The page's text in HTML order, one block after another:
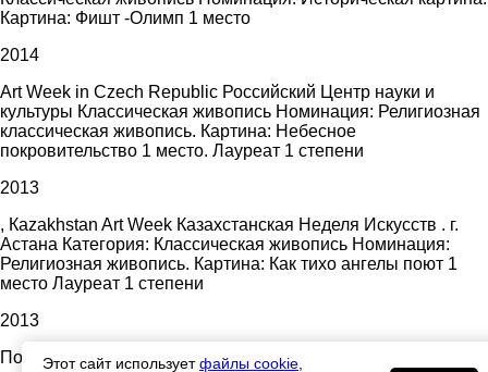
Картина: Фишт -Олимп 1 место
2014
Art Week in Czech Republic Российский Центр науки и
культуры Классическая живопись Номинация: Религиозная
классическая живопись. Картина: Небесное
покровительство 1 место. Лауреат 1 степени
2013
, Каzakhstan Art Week Казахстанская Неделя Искусств . г.
Астана Категория: Классическая живопись Номинация:
Религиозная живопись. Картина: Как тихо ангелы поют 1
место Лауреат 1 степени
2013
Португалия, г. Коимбра . Международный конкурс
Этот сайт используетфайлы cookie